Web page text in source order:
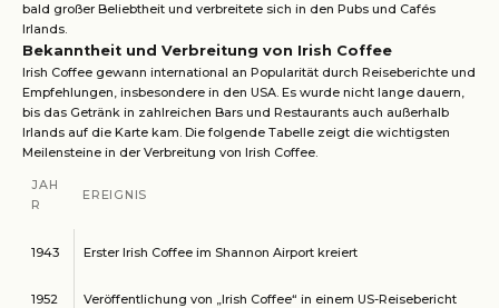
bald großer Beliebtheit und verbreitete sich in den Pubs und Cafés
Irlands.
Bekanntheit und Verbreitung von Irish Coffee
Irish Coffee gewann international an Popularität durch Reiseberichte und
Empfehlungen, insbesondere in den USA. Es wurde nicht lange dauern,
bis das Getränk in zahlreichen Bars und Restaurants auch außerhalb
Irlands auf die Karte kam. Die folgende Tabelle zeigt die wichtigsten
Meilensteine in der Verbreitung von Irish Coffee.
JAH
R
EREIGNIS
1943 Erster Irish Coffee im Shannon Airport kreiert
1952 Veröffentlichung von „Irish Coffee“ in einem US-Reisebericht